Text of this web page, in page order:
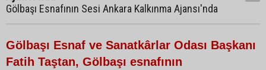
Gölbaşı Esnafının Sesi Ankara Kalkınma Ajansı'nda
Gölbaşı Esnaf ve Sanatkârlar Odası Başkanı
Fatih Taştan, Gölbaşı esnafının